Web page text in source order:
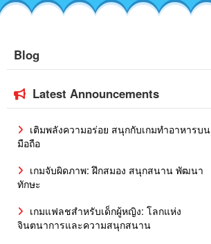
Blog
Latest Announcements
เติมพลังความอร่อย สนุกกับเกมทำอาหารบน
มือถือ
เกมจับผิดภาพ: ฝึกสมอง สนุกสนาน พัฒนา
ทักษะ
เกมแฟลชสำหรับเด็กผู้หญิง: โลกแห่ง
จินตนาการและความสนุกสนาน